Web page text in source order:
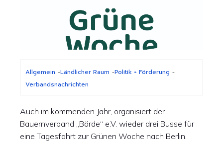
Allgemein -Ländlicher Raum -Politik + Förderung -
Verbandsnachrichten
Auch im kommenden Jahr, organisiert der
Bauernverband „Börde“ e.V. wieder drei Busse für
eine Tagesfahrt zur Grünen Woche nach Berlin.